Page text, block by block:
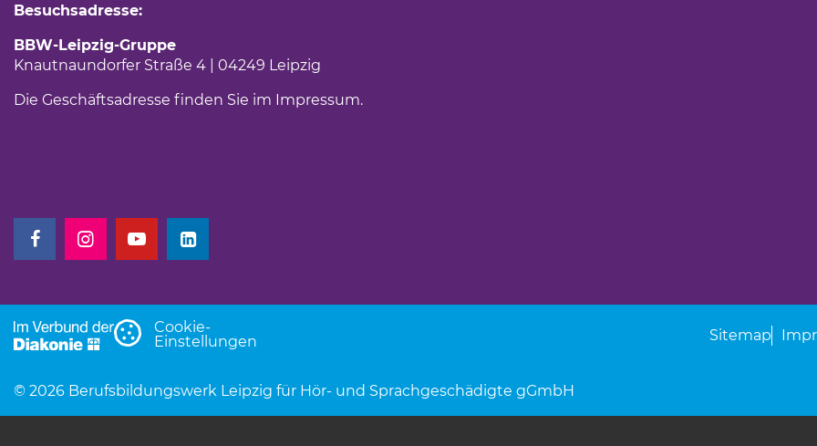
Besuchsadresse:
BBW-Leipzig-Gruppe
Knautnaundorfer Straße 4 | 04249 Leipzig
Die Geschäftsadresse finden Sie im Impressum.
(Link öffnet einen neuen Tab)
(Link öffnet einen neuen Tab)
(Link öffnet einen neuen Tab)
(Link öffnet einen neuen Tab)
Cookie-
Einstellungen
Sitemap
© 2026 Berufsbildungswerk Leipzig für Hör- und Sprachgeschädigte gGmbH